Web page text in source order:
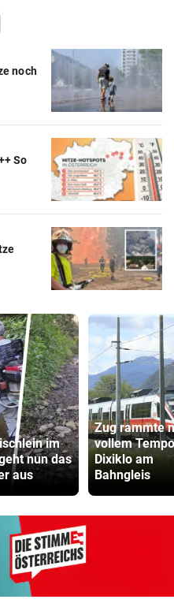
noch
So
im
nun das
aus
Zug rammte
vollem Tempo
Dixiklo am
Bahngleis